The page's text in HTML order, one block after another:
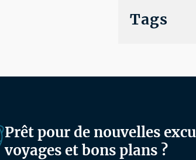
Tags
Prêt pour de nouvelles
voyages et bons plans ?